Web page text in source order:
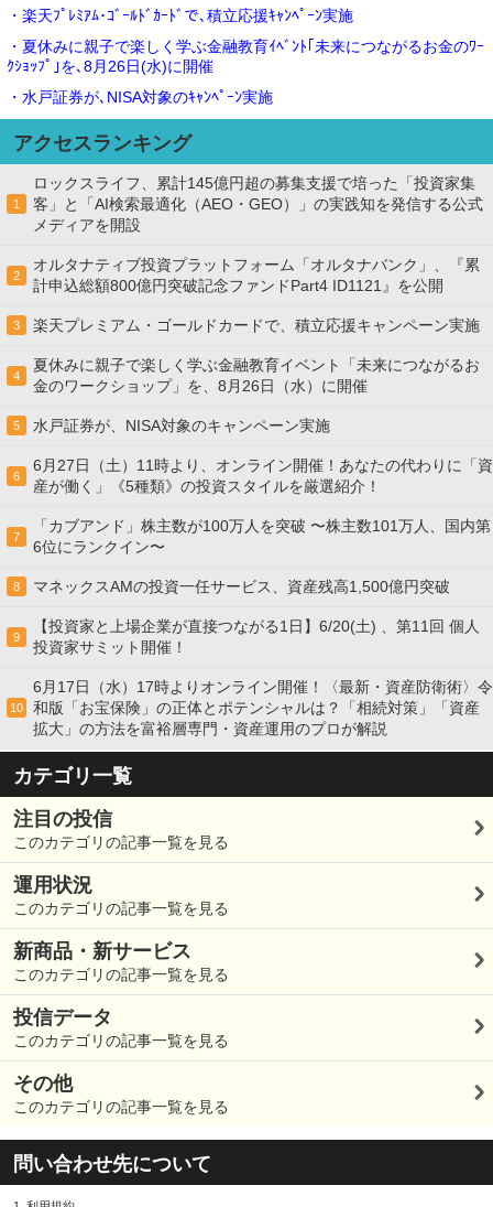
・楽天ﾌﾟﾚﾐｱﾑ･ｺﾞｰﾙﾄﾞｶｰﾄﾞで､積立応援ｷｬﾝﾍﾟｰﾝ実施
・夏休みに親子で楽しく学ぶ金融教育ｲﾍﾞﾝﾄ｢未来につながるお金のﾜｰ
ｸｼｮｯﾌﾟ｣を､8月26日(水)に開催
・水戸証券が､NISA対象のｷｬﾝﾍﾟｰﾝ実施
アクセスランキング
1
ロックスライフ、累計145億円超の募集支援で培った「投資家集
客」と「AI検索最適化（AEO・GEO）」の実践知を発信する公式
メディアを開設
2
オルタナティブ投資プラットフォーム「オルタナバンク」、『累
計申込総額800億円突破記念ファンドPart4 ID1121』を公開
3 楽天プレミアム・ゴールドカードで、積立応援キャンペーン実施
4
夏休みに親子で楽しく学ぶ金融教育イベント「未来につながるお
金のワークショップ」を、8月26日（水）に開催
5 水戸証券が、NISA対象のキャンペーン実施
6
6月27日（土）11時より、オンライン開催！あなたの代わりに「資
産が働く」《5種類》の投資スタイルを厳選紹介！
7
「カブアンド」株主数が100万人を突破 〜株主数101万人、国内第
6位にランクイン〜
8 マネックスAMの投資一任サービス、資産残高1,500億円突破
9
【投資家と上場企業が直接つながる1日】6/20(土) 、第11回 個人
投資家サミット開催！
10
6月17日（水）17時よりオンライン開催！〈最新・資産防衛術〉令
和版「お宝保険」の正体とポテンシャルは？「相続対策」「資産
拡大」の方法を富裕層専門・資産運用のプロが解説
カテゴリ一覧
注目の投信
このカテゴリの記事一覧を見る
運用状況
このカテゴリの記事一覧を見る
新商品・新サービス
このカテゴリの記事一覧を見る
投信データ
このカテゴリの記事一覧を見る
その他
このカテゴリの記事一覧を見る
問い合わせ先について